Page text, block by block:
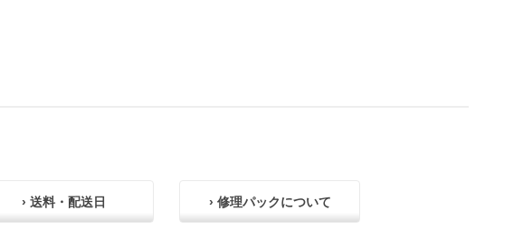
› 送料・配送日 › 修理パックについて